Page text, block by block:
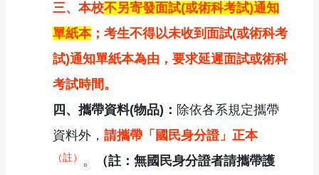
三、本校不另寄發面試(或術科考試)通知
單紙本；考生不得以未收到面試(或術科考
試)通知單紙本為由，要求延遲面試或術科
考試時間。
四、攜帶資料(物品)： 除依各系規定攜帶
資料外， 請攜帶「國民身分證」正本
（註） 。
（註：無國民身分證者請攜帶護